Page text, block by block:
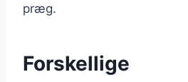
præg.
Forskellige